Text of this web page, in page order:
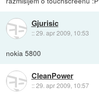
Gjurisic
::29. apr 2009, 10:53
nokia 5800
CleanPower
::29. apr 2009, 10:57